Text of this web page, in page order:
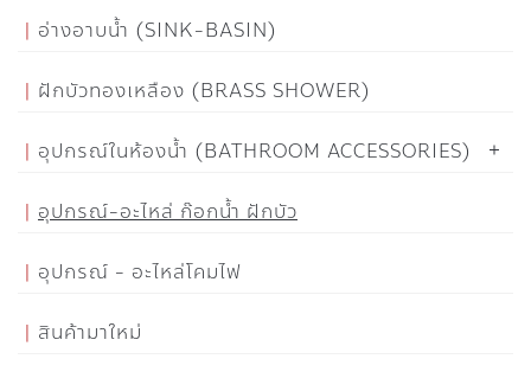
อ่างอาบน้ำ (SINK-BASIN)
ฝักบัวทองเหลือง (BRASS SHOWER)
อุปกรณ์ในห้องน้ำ (BATHROOM ACCESSORIES)
อุปกรณ์-อะไหล่ ก๊อกน้ำ ฝักบัว
อุปกรณ์ - อะไหล่โคมไฟ
สินค้ามาใหม่